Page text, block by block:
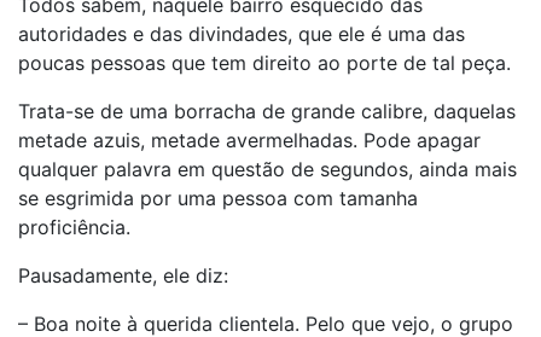
Todos sabem, naquele bairro esquecido das
autoridades e das divindades, que ele é uma das
poucas pessoas que tem direito ao porte de tal peça.
Trata-se de uma borracha de grande calibre, daquelas
metade azuis, metade avermelhadas. Pode apagar
qualquer palavra em questão de segundos, ainda mais
se esgrimida por uma pessoa com tamanha
proficiência.
Pausadamente, ele diz:
– Boa noite à querida clientela. Pelo que vejo, o grupo